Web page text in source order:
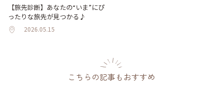
【旅先診断】あなたの“いま”にぴ
ったりな旅先が見つかる♪
2026.05.15
こちらの記事もおすすめ